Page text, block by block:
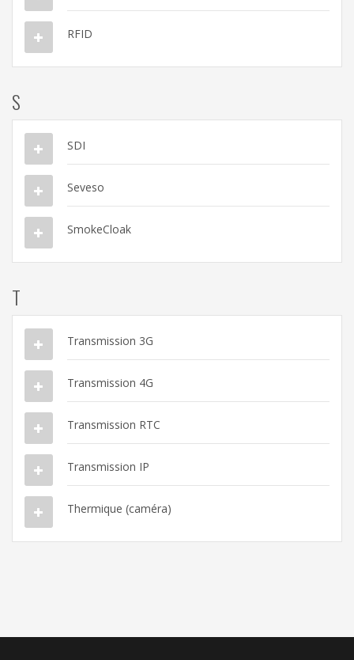
RFID
S
SDI
Seveso
SmokeCloak
T
Transmission 3G
Transmission 4G
Transmission RTC
Transmission IP
Thermique (caméra)